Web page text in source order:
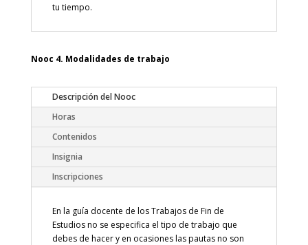
tu tiempo.
Nooc 4. Modalidades de trabajo
Descripción del Nooc
Horas
Contenidos
Insignia
Inscripciones
En la guía docente de los Trabajos de Fin de
Estudios no se especifica el tipo de trabajo que
debes de hacer y en ocasiones las pautas no son